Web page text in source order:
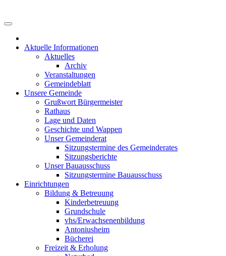
Aktuelle Informationen
Aktuelles
Archiv
Veranstaltungen
Gemeindeblatt
Unsere Gemeinde
Grußwort Bürgermeister
Rathaus
Lage und Daten
Geschichte und Wappen
Unser Gemeinderat
Sitzungstermine des Gemeinderates
Sitzungsberichte
Unser Bauausschuss
Sitzungstermine Bauausschuss
Einrichtungen
Bildung & Betreuung
Kinderbetreuung
Grundschule
vhs/Erwachsenenbildung
Antoniusheim
Bücherei
Freizeit & Erholung